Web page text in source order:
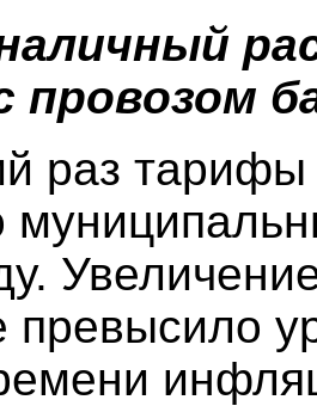
провозом
раз тарифы
превысило